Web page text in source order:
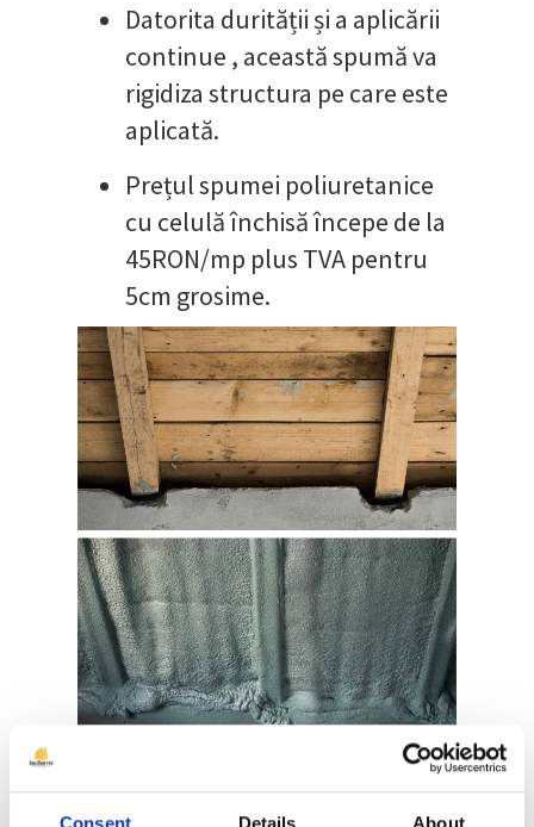
Consent Details About
Datorita durității și a aplicării
continue , această spumă va
rigidiza structura pe care este
aplicată.
Prețul spumei poliuretanice
cu celulă închisă începe de la
45RON/mp plus TVA pentru
5cm grosime.